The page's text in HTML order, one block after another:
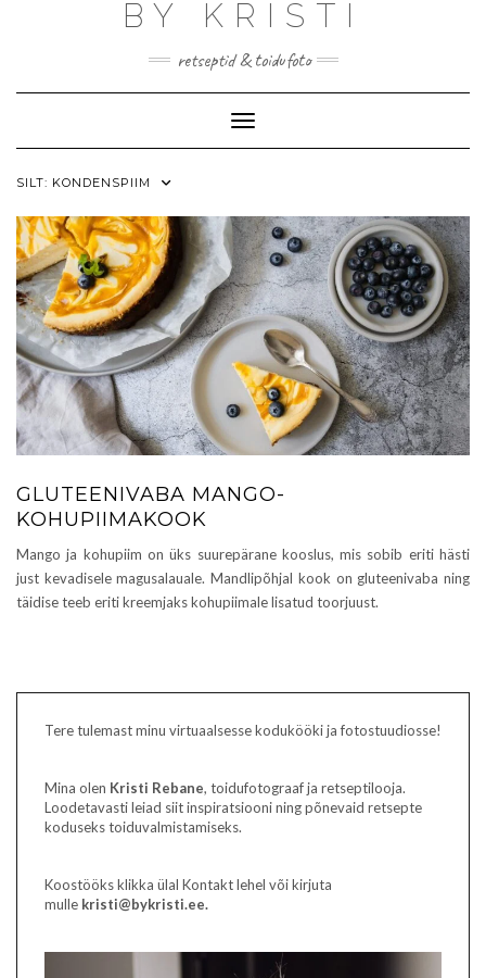
BY KRISTI
retseptid & toidufoto
Toggle Navigation
SILT: KONDENSPIIM
GLUTEENIVABA MANGO-
KOHUPIIMAKOOK
Mango ja kohupiim on üks suurepärane kooslus, mis sobib eriti hästi
just kevadisele magusalauale. Mandlipõhjal kook on gluteenivaba ning
täidise teeb eriti kreemjaks kohupiimale lisatud toorjuust.
Tere tulemast minu virtuaalsesse kodukööki ja fotostuudiosse!
Mina olen Kristi Rebane, toidufotograaf ja retseptilooja.
Loodetavasti leiad siit inspiratsiooni ning põnevaid retsepte
koduseks toiduvalmistamiseks.
Koostööks klikka ülal Kontakt lehel või kirjuta
mulle kristi@bykristi.ee.